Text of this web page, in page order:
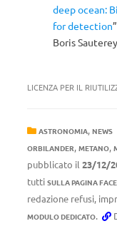
deep ocean:
for detection
Boris
LICENZA PER IL
ASTRONOMIA, NEWS
ORBILANDER, METANO,
pubblicato il 23/12/
tutti SULLA PAGINA
redazione refusi,
MODULO DEDICATO.